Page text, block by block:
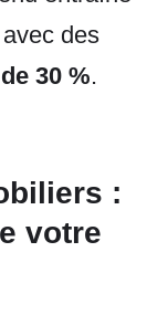
des
30 %.
:
votre